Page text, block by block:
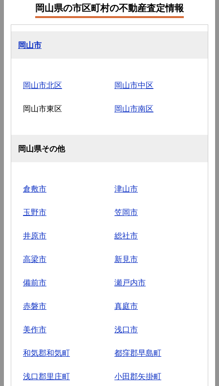
岡山県の市区町村の不動産査定情報
岡山市
岡山市北区 岡山市中区
岡山市東区 岡山市南区
岡山県その他
倉敷市 津山市
玉野市 笠岡市
井原市 総社市
高梁市 新見市
備前市 瀬戸内市
赤磐市 真庭市
美作市 浅口市
和気郡和気町 都窪郡早島町
浅口郡里庄町 小田郡矢掛町